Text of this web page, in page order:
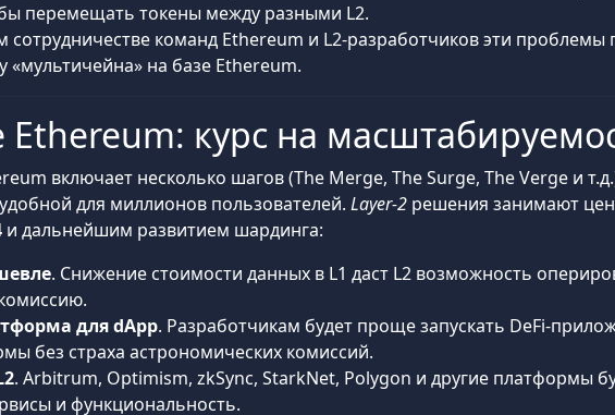
перемещать токены между разными L2.
сотрудничестве команд Ethereum и L2-разработчиков эти
«мультичейна» на базе Ethereum.
Ethereum: курс на
включает несколько шагов (The Merge, The Surge, The Verge и
для миллионов пользователей. Layer-2 решения занимают
и дальнейшим развитием шардинга:
. Снижение стоимости данных в L1 даст L2 возможность
для dApp. Разработчикам будет проще запускать DeFi-
без страха астрономических комиссий.
. Arbitrum, Optimism, zkSync, StarkNet, Polygon и другие платформы
и функциональность.